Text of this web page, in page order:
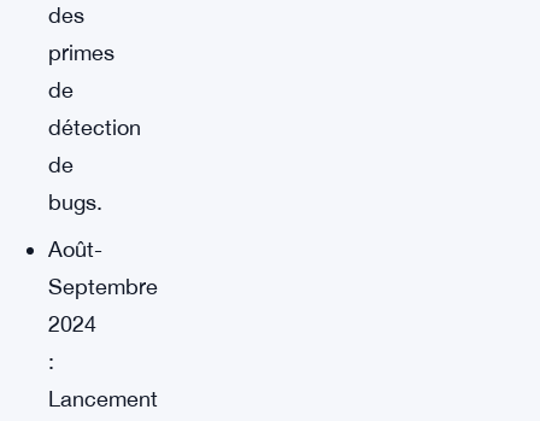
des
primes
de
détection
de
bugs.
Août-
Septembre
2024
:
Lancement